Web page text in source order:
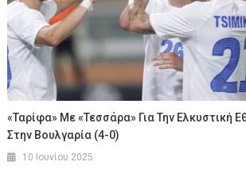
«Ταρίφα» Με «τεσσάρα» Για Την Ελκυστική
Στην Βουλγαρία (4-0)
10 Ιουνίου 2025